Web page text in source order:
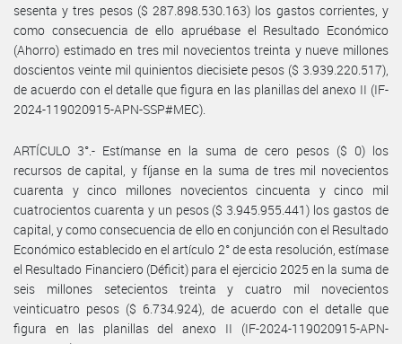
sesenta y tres pesos ($ 287.898.530.163) los gastos corrientes, y
como consecuencia de ello apruébase el Resultado Económico
(Ahorro) estimado en tres mil novecientos treinta y nueve millones
doscientos veinte mil quinientos diecisiete pesos ($ 3.939.220.517),
de acuerdo con el detalle que figura en las planillas del anexo II (IF-
2024-119020915-APN-SSP#MEC).
ARTÍCULO 3°.- Estímanse en la suma de cero pesos ($ 0) los
recursos de capital, y fíjanse en la suma de tres mil novecientos
cuarenta y cinco millones novecientos cincuenta y cinco mil
cuatrocientos cuarenta y un pesos ($ 3.945.955.441) los gastos de
capital, y como consecuencia de ello en conjunción con el Resultado
Económico establecido en el artículo 2° de esta resolución, estímase
el Resultado Financiero (Déficit) para el ejercicio 2025 en la suma de
seis millones setecientos treinta y cuatro mil novecientos
veinticuatro pesos ($ 6.734.924), de acuerdo con el detalle que
figura en las planillas del anexo II (IF-2024-119020915-APN-